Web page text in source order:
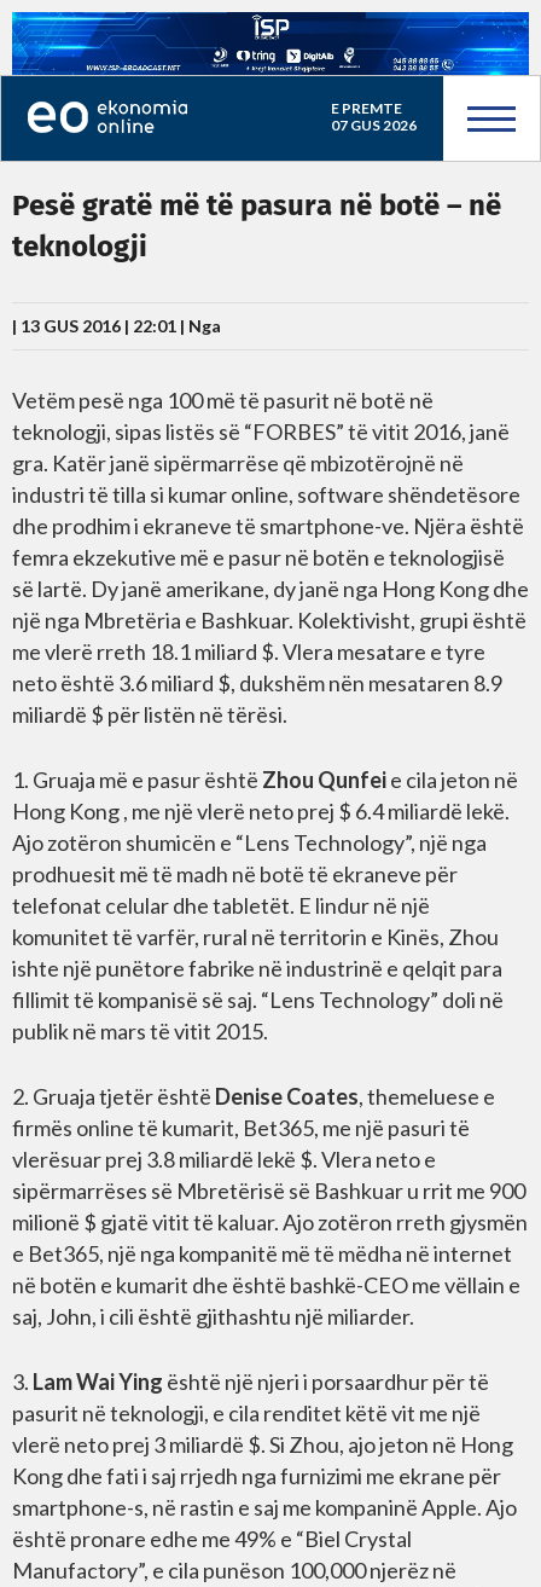
E PREMTE
07 GUS 2026
Pesë gratë më të pasura në botë – në
teknologji
| 13 GUS 2016 | 22:01 | Nga
Vetëm pesë nga 100 më të pasurit në botë në
teknologji, sipas listës së “FORBES” të vitit 2016, janë
gra. Katër janë sipërmarrëse që mbizotërojnë në
industri të tilla si kumar online, software shëndetësore
dhe prodhim i ekraneve të smartphone-ve. Njëra është
femra ekzekutive më e pasur në botën e teknologjisë
së lartë. Dy janë amerikane, dy janë nga Hong Kong dhe
një nga Mbretëria e Bashkuar. Kolektivisht, grupi është
me vlerë rreth 18.1 miliard $. Vlera mesatare e tyre
neto është 3.6 miliard $, dukshëm nën mesataren 8.9
miliardë $ për listën në tërësi.
1. Gruaja më e pasur është Zhou Qunfeie cila jeton në
Hong Kong , me një vlerë neto prej $ 6.4 miliardë lekë.
Ajo zotëron shumicën e “Lens Technology”, një nga
prodhuesit më të madh në botë të ekraneve për
telefonat celular dhe tabletët. E lindur në një
komunitet të varfër, rural në territorin e Kinës, Zhou
ishte një punëtore fabrike në industrinë e qelqit para
fillimit të kompanisë së saj. “Lens Technology” doli në
publik në mars të vitit 2015.
2. Gruaja tjetër është Denise Coates, themeluese e
firmës online të kumarit, Bet365, me një pasuri të
vlerësuar prej 3.8 miliardë lekë $. Vlera neto e
sipërmarrëses së Mbretërisë së Bashkuar u rrit me 900
milionë $ gjatë vitit të kaluar. Ajo zotëron rreth gjysmën
e Bet365, një nga kompanitë më të mëdha në internet
në botën e kumarit dhe është bashkë-CEO me vëllain e
saj, John, i cili është gjithashtu një miliarder.
3. Lam Wai Ying është një njeri i porsaardhur për të
pasurit në teknologji, e cila renditet këtë vit me një
vlerë neto prej 3 miliardë $. Si Zhou, ajo jeton në Hong
Kong dhe fati i saj rrjedh nga furnizimi me ekrane për
smartphone-s, në rastin e saj me kompaninë Apple. Ajo
është pronare edhe me 49% e “Biel Crystal
Manufactory”, e cila punëson 100,000 njerëz në